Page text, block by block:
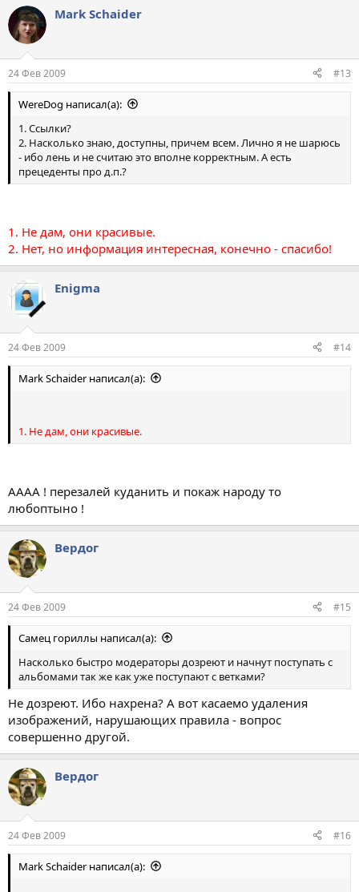
Mark Schaider
24 Фев 2009 #13
WereDog написал(а):
1. Ссылки?
2. Насколько знаю, доступны, причем всем. Лично я не шарюсь
- ибо лень и не считаю это вполне корректным. А есть
прецеденты про д.п.?
1. Не дам, они красивые.
2. Нет, но информация интересная, конечно - спасибо!
Enigma
24 Фев 2009 #14
Mark Schaider написал(а):
1. Не дам, они красивые.
АААА ! перезалей куданить и покаж народу то
любоптыно !
Вердог
24 Фев 2009 #15
Самец гориллы написал(а):
Насколько быстро модераторы дозреют и начнут поступать с
альбомами так же как уже поступают с ветками?
Не дозреют. Ибо нахрена? А вот касаемо удаления
изображений, нарушающих правила - вопрос
совершенно другой.
Вердог
24 Фев 2009 #16
Mark Schaider написал(а):